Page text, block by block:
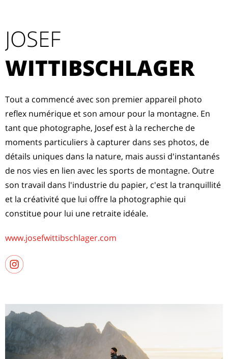
JOSEF
WITTIBSCHLAGER
Tout a commencé avec son premier appareil photo
reflex numérique et son amour pour la montagne. En
tant que photographe, Josef est à la recherche de
moments particuliers à capturer dans ses photos, de
détails uniques dans la nature, mais aussi d'instantanés
de nos vies en lien avec les sports de montagne. Outre
son travail dans l'industrie du papier, c'est la tranquillité
et la créativité que lui offre la photographie qui
constitue pour lui une retraite idéale.
www.josefwittibschlager.com